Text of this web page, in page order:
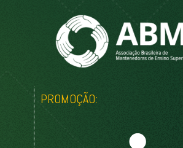
PROMOÇÃO: